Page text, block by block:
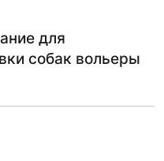
для
собак вольеры